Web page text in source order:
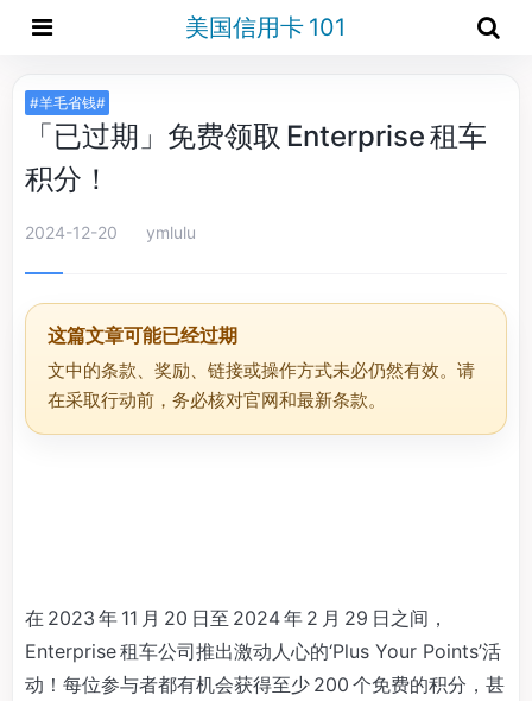
美国信用卡 101
#羊毛省钱#
「已过期」免费领取 Enterprise 租车
积分！
2024-12-20 ymlulu
这篇文章可能已经过期
文中的条款、奖励、链接或操作方式未必仍然有效。请
在采取行动前，务必核对官网和最新条款。
在 2023 年 11 月 20 日至 2024 年 2 月 29 日之间，
Enterprise 租车公司推出激动人心的‘Plus Your Points’活
动！每位参与者都有机会获得至少 200 个免费的积分，甚